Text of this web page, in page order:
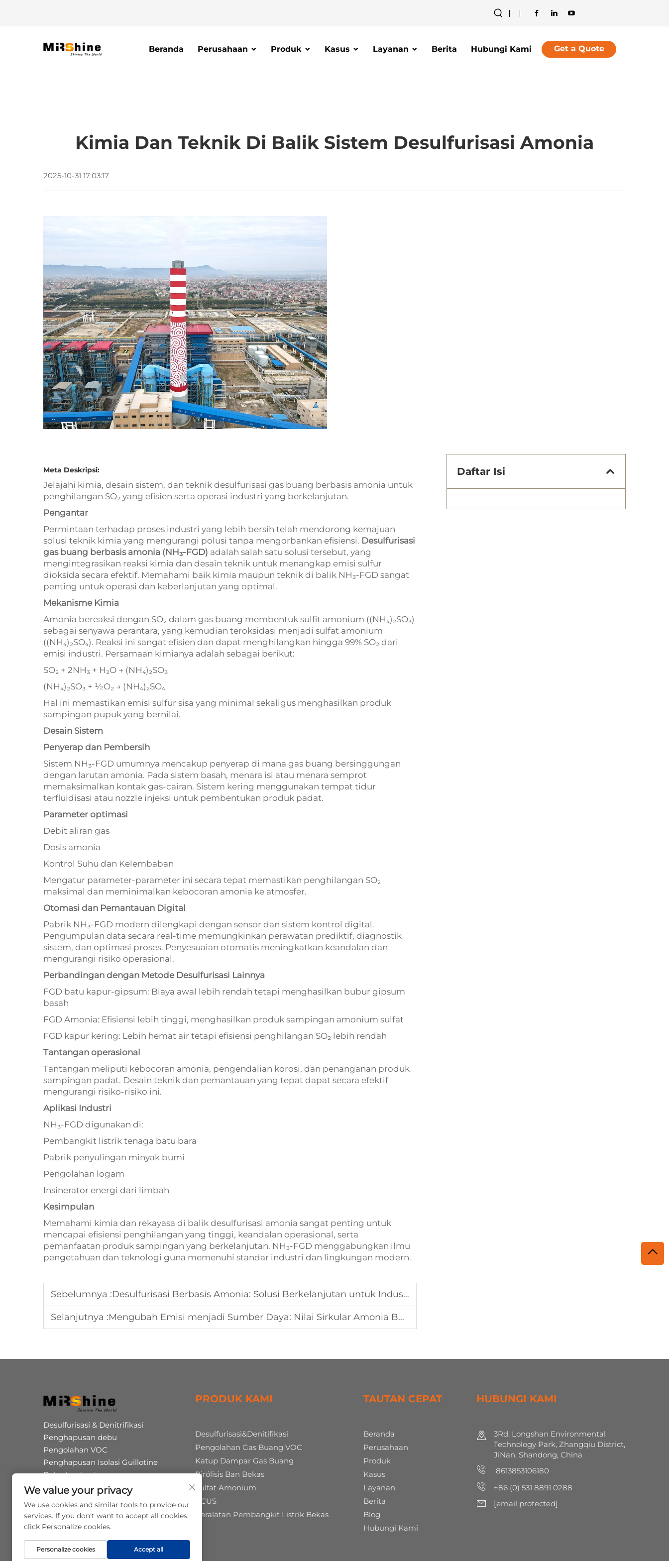
Beranda Perusahaan Produk Kasus Layanan Berita Hubungi Kami Get a Quote
Kimia Dan Teknik Di Balik Sistem Desulfurisasi Amonia
2025-10-31 17:03:17
Meta Deskripsi:
Jelajahi kimia, desain sistem, dan teknik desulfurisasi gas buang berbasis amonia untuk
penghilangan SO₂ yang efisien serta operasi industri yang berkelanjutan.
Pengantar
Permintaan terhadap proses industri yang lebih bersih telah mendorong kemajuan
solusi teknik kimia yang mengurangi polusi tanpa mengorbankan efisiensi. Desulfurisasi
gas buang berbasis amonia (NH₃-FGD) adalah salah satu solusi tersebut, yang
mengintegrasikan reaksi kimia dan desain teknik untuk menangkap emisi sulfur
dioksida secara efektif. Memahami baik kimia maupun teknik di balik NH₃-FGD sangat
penting untuk operasi dan keberlanjutan yang optimal.
Mekanisme Kimia
Amonia bereaksi dengan SO₂ dalam gas buang membentuk sulfit amonium ((NH₄)₂SO₃)
sebagai senyawa perantara, yang kemudian teroksidasi menjadi sulfat amonium
((NH₄)₂SO₄). Reaksi ini sangat efisien dan dapat menghilangkan hingga 99% SO₂ dari
emisi industri. Persamaan kimianya adalah sebagai berikut:
SO₂ + 2NH₃ + H₂O → (NH₄)₂SO₃
(NH₄)₂SO₃ + ½O₂ → (NH₄)₂SO₄
Hal ini memastikan emisi sulfur sisa yang minimal sekaligus menghasilkan produk
sampingan pupuk yang bernilai.
Desain Sistem
Penyerap dan Pembersih
Sistem NH₃-FGD umumnya mencakup penyerap di mana gas buang bersinggungan
dengan larutan amonia. Pada sistem basah, menara isi atau menara semprot
memaksimalkan kontak gas-cairan. Sistem kering menggunakan tempat tidur
terfluidisasi atau nozzle injeksi untuk pembentukan produk padat.
Parameter optimasi
Debit aliran gas
Dosis amonia
Kontrol Suhu dan Kelembaban
Mengatur parameter-parameter ini secara tepat memastikan penghilangan SO₂
maksimal dan meminimalkan kebocoran amonia ke atmosfer.
Otomasi dan Pemantauan Digital
Pabrik NH₃-FGD modern dilengkapi dengan sensor dan sistem kontrol digital.
Pengumpulan data secara real-time memungkinkan perawatan prediktif, diagnostik
sistem, dan optimasi proses. Penyesuaian otomatis meningkatkan keandalan dan
mengurangi risiko operasional.
Perbandingan dengan Metode Desulfurisasi Lainnya
FGD batu kapur-gipsum: Biaya awal lebih rendah tetapi menghasilkan bubur gipsum
basah
FGD Amonia: Efisiensi lebih tinggi, menghasilkan produk sampingan amonium sulfat
FGD kapur kering: Lebih hemat air tetapi efisiensi penghilangan SO₂ lebih rendah
Tantangan operasional
Tantangan meliputi kebocoran amonia, pengendalian korosi, dan penanganan produk
sampingan padat. Desain teknik dan pemantauan yang tepat dapat secara efektif
mengurangi risiko-risiko ini.
Aplikasi Industri
NH₃-FGD digunakan di:
Pembangkit listrik tenaga batu bara
Pabrik penyulingan minyak bumi
Pengolahan logam
Insinerator energi dari limbah
Kesimpulan
Memahami kimia dan rekayasa di balik desulfurisasi amonia sangat penting untuk
mencapai efisiensi penghilangan yang tinggi, keandalan operasional, serta
pemanfaatan produk sampingan yang berkelanjutan. NH₃-FGD menggabungkan ilmu
pengetahuan dan teknologi guna memenuhi standar industri dan lingkungan modern.
Sebelumnya :Desulfurisasi Berbasis Amonia: Solusi Berkelanjutan untuk Industri yang Lebih Bersih
Selanjutnya :Mengubah Emisi menjadi Sumber Daya: Nilai Sirkular Amonia Berbasis FGD
Daftar Isi
Desulfurisasi & Denitrifikasi
Penghapusan debu
Pengolahan VOC
Penghapusan Isolasi Guillotine
Dekarbonisasi
Produksi bersama asam humat
Operasi & Pemeliharaan
PRODUK KAMI
Desulfurisasi&Denitifikasi
Pengolahan Gas Buang VOC
Katup Dampar Gas Buang
Pirólisis Ban Bekas
Sulfat Amonium
CCUS
Peralatan Pembangkit Listrik Bekas
TAUTAN CEPAT
Beranda
Perusahaan
Produk
Kasus
Layanan
Berita
Blog
Hubungi Kami
HUBUNGI KAMI
3Rd. Longshan Environmental
Technology Park, Zhangqiu District,
JiNan, Shandong, China
8613853106180
+86 (0) 531 8891 0288
[email protected]
We value your privacy
We use cookies and similar tools to provide our
services. If you don't want to accept all cookies,
click Personalize cookies.
Personalize cookies Accept all